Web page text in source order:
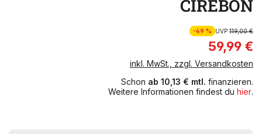
CIREBON
-49 % UVP119,00 €
59,99 €
inkl. MwSt., zzgl. Versandkosten
Schon ab 10,13 € mtl. finanzieren.
Weitere Informationen findest du hier.